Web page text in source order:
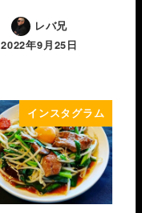
レバ兄
2022年9月25日
インスタグラム